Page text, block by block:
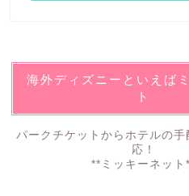
海外ディズニーといえば
ト
パークチケットからホテルの
応！
**ミッキーネット